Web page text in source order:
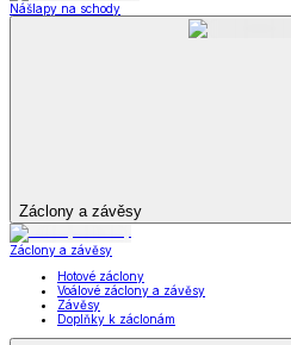
Nášlapy na schody
Záclony a závěsy
Záclony a závěsy
Hotové záclony
Voálové záclony a závěsy
Závěsy
Doplňky k záclonám